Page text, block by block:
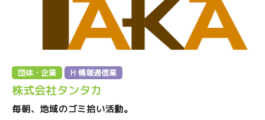
団体・企業 H 情報通信業
株式会社タンタカ
毎朝、地域のゴミ拾い活動。